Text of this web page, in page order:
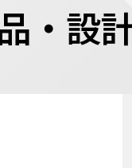
・設